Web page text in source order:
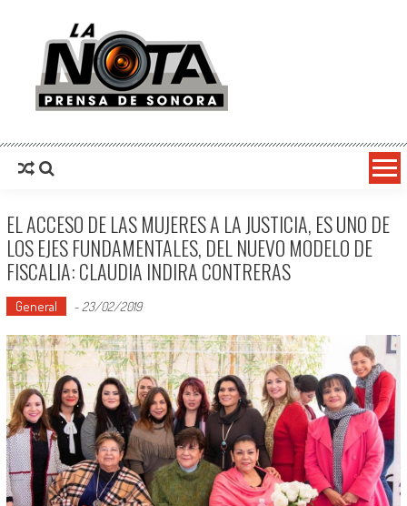
La Nota Prensa De Sonora
EL ACCESO DE LAS MUJERES A LA JUSTICIA, ES UNO DE
LOS EJES FUNDAMENTALES, DEL NUEVO MODELO DE
FISCALIA: CLAUDIA INDIRA CONTRERAS
General - 23/02/2019